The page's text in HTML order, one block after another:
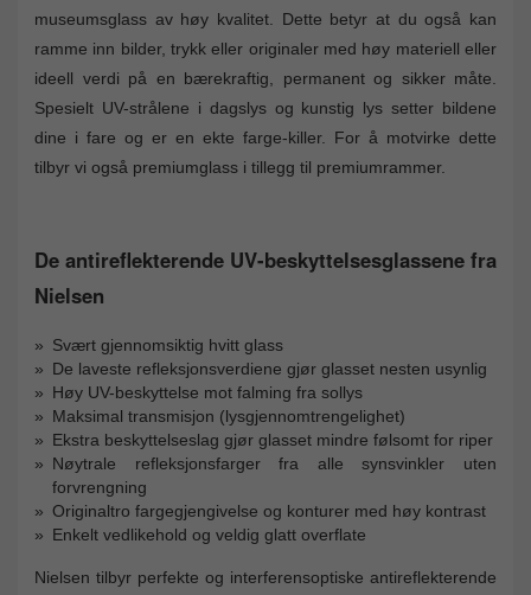
museumsglass av høy kvalitet. Dette betyr at du også kan
ramme inn bilder, trykk eller originaler med høy materiell eller
ideell verdi på en bærekraftig, permanent og sikker måte.
Spesielt UV-strålene i dagslys og kunstig lys setter bildene
dine i fare og er en ekte farge-killer. For å motvirke dette
tilbyr vi også premiumglass i tillegg til premiumrammer.
De antireflekterende UV-beskyttelsesglassene fra
Nielsen
Svært gjennomsiktig hvitt glass
De laveste refleksjonsverdiene gjør glasset nesten usynlig
Høy UV-beskyttelse mot falming fra sollys
Maksimal transmisjon (lysgjennomtrengelighet)
Ekstra beskyttelseslag gjør glasset mindre følsomt for riper
Nøytrale refleksjonsfarger fra alle synsvinkler uten
forvrengning
Originaltro fargegjengivelse og konturer med høy kontrast
Enkelt vedlikehold og veldig glatt overflate
Nielsen tilbyr perfekte og interferensoptiske antireflekterende